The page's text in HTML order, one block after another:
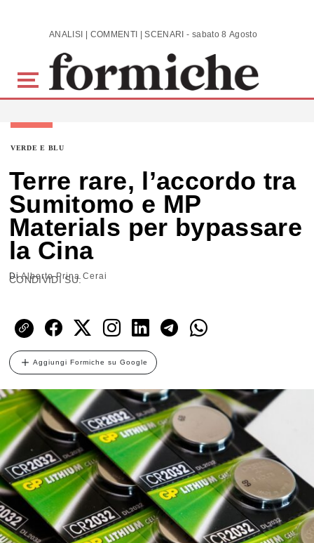
Skip to main content ANALISI | COMMENTI | SCENARI - sabato 8 Agosto 2026
VERDE E BLU
Terre rare, l’accordo tra
Sumitomo e MP
Materials per bypassare
la Cina
DiAlberto Prina Cerai
CONDIVIDI SU:
Aggiungi Formiche su Google